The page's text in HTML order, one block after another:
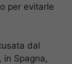
per evitarle
dal
in Spagna,